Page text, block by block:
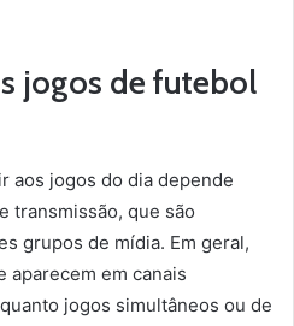
jogos de futebol
aos jogos do dia depende
transmissão, que são
grupos de mídia. Em geral,
aparecem em canais
jogos simultâneos ou de